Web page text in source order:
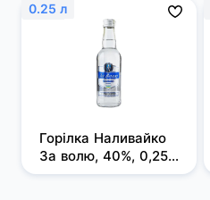
0.25 л
Горілка Наливайко
За волю, 40%, 0,25
л